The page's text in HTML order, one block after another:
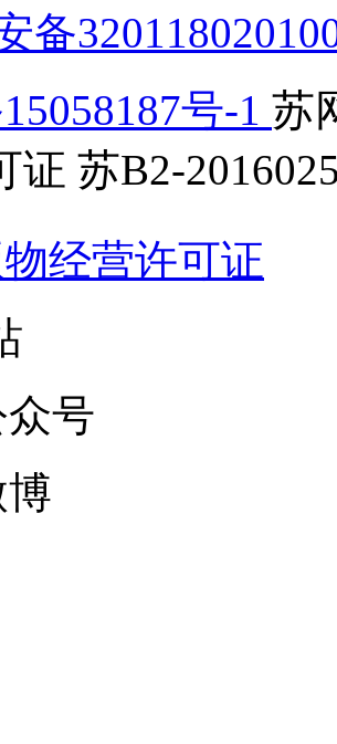
备
号-1 苏
证 苏B2-
经营许可证
号